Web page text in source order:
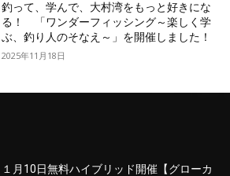
釣って、学んで、大村湾をもっと好きにな
る！ 「ワンダーフィッシング～楽しく学
ぶ、釣り人のそなえ～」を開催しました！
2025年11月18日
１月10日無料ハイブリッド開催【グローカ